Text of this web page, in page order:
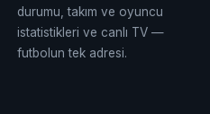
durumu, takım ve oyuncu
istatistikleri ve canlı TV —
futbolun tek adresi.